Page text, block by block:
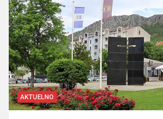
AKTUELNO